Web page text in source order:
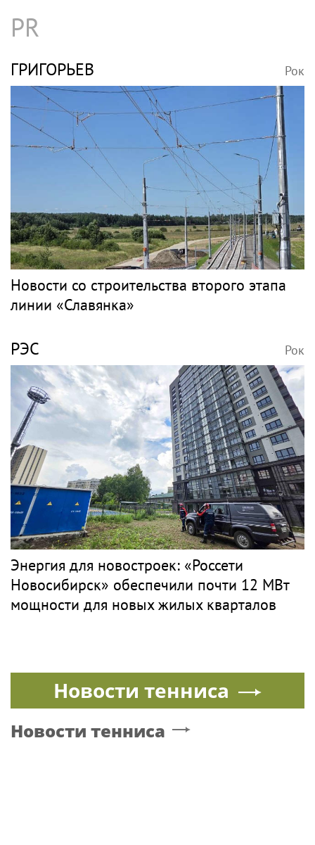
PR
ГРИГОРЬЕВ Рок
Новости со строительства второго этапа
линии «Славянка»
РЭС Рок
Энергия для новостроек: «Россети
Новосибирск» обеспечили почти 12 МВт
мощности для новых жилых кварталов
Новости тенниса
Новости тенниса